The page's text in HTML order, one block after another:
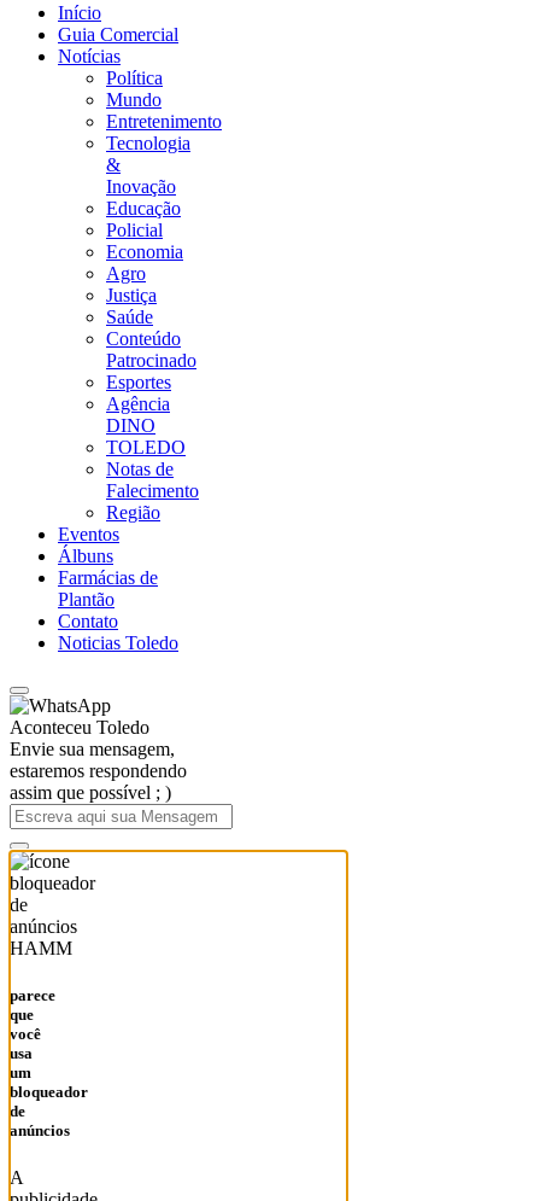
Início
Guia Comercial
Notícias
Política
Mundo
Entretenimento
Tecnologia
&
Inovação
Educação
Policial
Economia
Agro
Justiça
Saúde
Conteúdo
Patrocinado
Esportes
Agência
DINO
TOLEDO
Notas de
Falecimento
Região
Eventos
Álbuns
Farmácias de
Plantão
Contato
Noticias Toledo
Aconteceu Toledo
Envie sua mensagem,
estaremos respondendo
assim que possível ; )
HAMM
parece
que
você
usa
um
bloqueador
de
anúncios
A